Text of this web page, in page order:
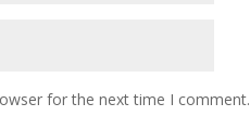
for the next time I comment.